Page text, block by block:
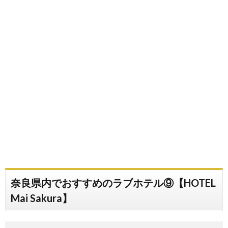
奈良県内でおすすめのラブホテル⑨【HOTEL
Mai Sakura】